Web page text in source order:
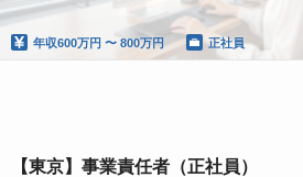
年収600万円 〜 800万円 正社員
【東京】事業責任者（正社員）